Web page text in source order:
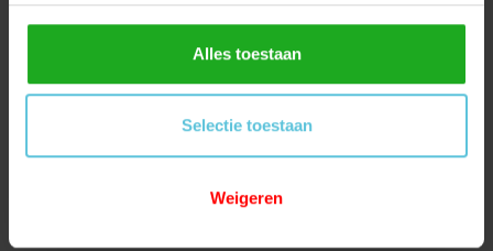
Alles toestaan
Selectie toestaan
Weigeren
Dolphin Zenit 10 |
Zwembadrobot
Dolphin Zenit 30 |
Zwembadrobot